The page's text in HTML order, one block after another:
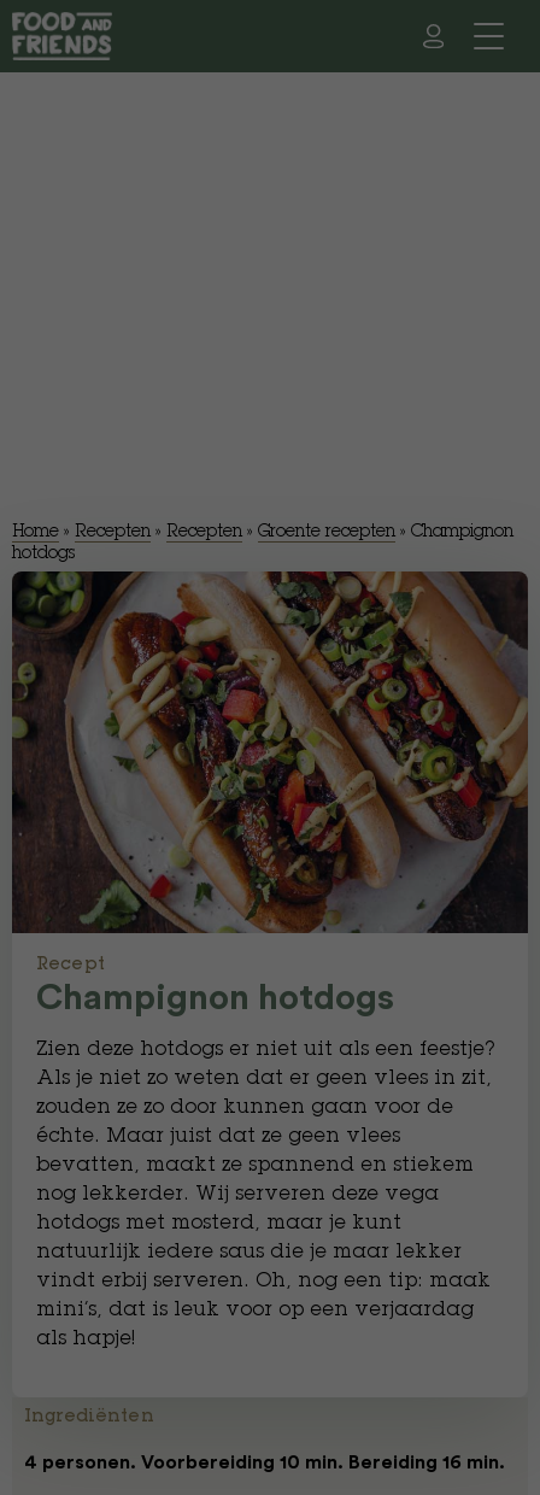
Home » Recepten » Recepten » Groente recepten » Champignon
hotdogs
Recept
Champignon hotdogs
Zien deze hotdogs er niet uit als een feestje?
Als je niet zo weten dat er geen vlees in zit,
zouden ze zo door kunnen gaan voor de
échte. Maar juist dat ze geen vlees
bevatten, maakt ze spannend en stiekem
nog lekkerder. Wij serveren deze vega
hotdogs met mosterd, maar je kunt
natuurlijk iedere saus die je maar lekker
vindt erbij serveren. Oh, nog een tip: maak
mini’s, dat is leuk voor op een verjaardag
als hapje!
Ingrediënten
4 personen. Voorbereiding 10 min. Bereiding 16 min.